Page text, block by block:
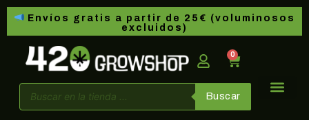
Envíos gratis a partir de 25€ (voluminosos
excluidos)
0
Buscar